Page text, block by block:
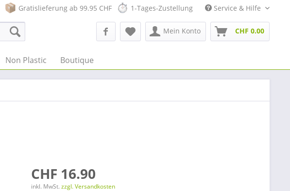
Gratislieferung ab 99.95 CHF 1-Tages-Zustellung Service & Hilfe
Mein Konto CHF 0.00
Non Plastic Boutique
CHF 16.90
inkl. MwSt.zzgl. Versandkosten